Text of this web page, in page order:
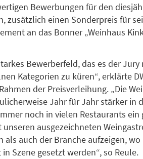
Bewerbungen für den
zusätzlich einen Sonderpreis für
an das Bonner „Weinhaus
Bewerberfeld, das es der
Kategorien zu küren“, erklärte
der Preisverleihung. „Die
Jahr für Jahr stärker in
noch in vielen Restaurants ein
ausgezeichneten
auch der Branche aufzeigen,
Szene gesetzt werden“, so Reule.